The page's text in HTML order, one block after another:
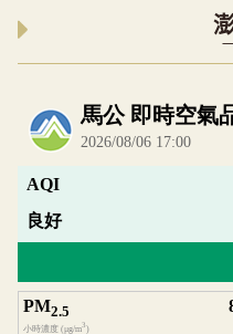
內嵌空氣品質小工